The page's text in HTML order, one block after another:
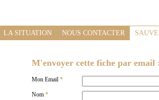
LA SITUATION NOUS CONTACTER
M'envoyer cette fiche par email
Mon Email *
Nom *